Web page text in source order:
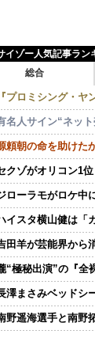
イゾー人気記事ラン
総合
『プロミシング・
名人サイン“ネッ
頼朝の命を助けた
クゾがオリコン1
ローラモがロケ中
イスタ横山健は「
田羊が芸能界から
“極秘出演”の『全
澤まさみベッドシ
野遥海選手と南野